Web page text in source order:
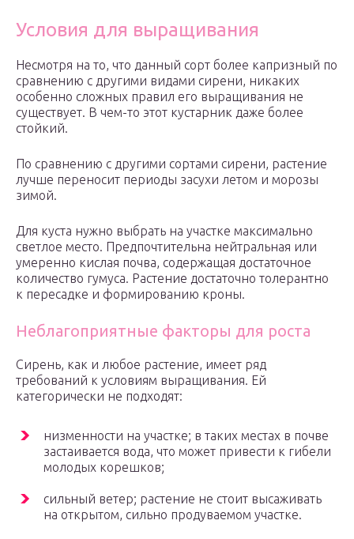
Условия для выращивания
Несмотря на то, что данный сорт более капризный по
сравнению с другими видами сирени, никаких
особенно сложных правил его выращивания не
существует. В чем-то этот кустарник даже более
стойкий.
По сравнению с другими сортами сирени, растение
лучше переносит периоды засухи летом и морозы
зимой.
Для куста нужно выбрать на участке максимально
светлое место. Предпочтительна нейтральная или
умеренно кислая почва, содержащая достаточное
количество гумуса. Растение достаточно толерантно
к пересадке и формированию кроны.
Неблагоприятные факторы для роста
Сирень, как и любое растение, имеет ряд
требований к условиям выращивания. Ей
категорически не подходят:
низменности на участке; в таких местах в почве
застаивается вода, что может привести к гибели
молодых корешков;
сильный ветер; растение не стоит высаживать
на открытом, сильно продуваемом участке.